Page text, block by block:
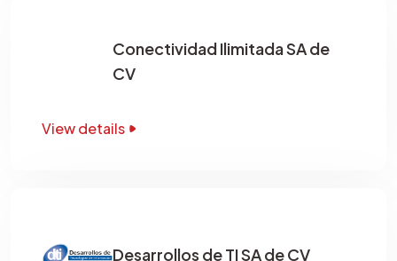
Conectividad Ilimitada SA de
CV
View details
Desarrollos de TI SA de CV